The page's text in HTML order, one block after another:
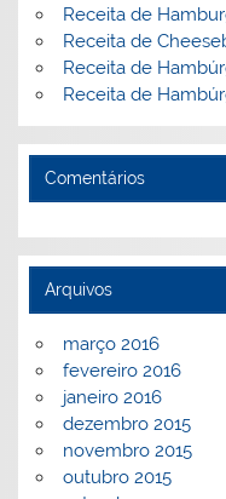
Receita de
Receita de
Receita de
Receita de
Comentários
Arquivos
março 2016
fevereiro 2016
janeiro 2016
dezembro 2015
novembro 2015
outubro 2015